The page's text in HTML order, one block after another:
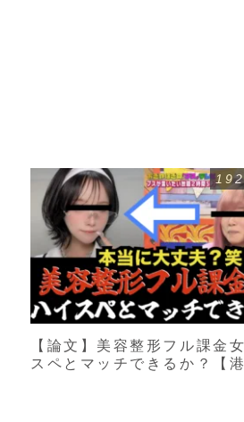
【論文】美容整形フル課金
スペとマッチできるか？【